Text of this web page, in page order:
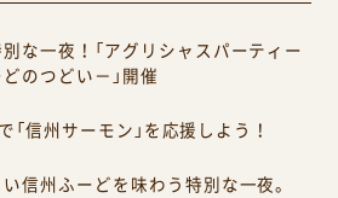
な一夜！「アグリシャスパーティー
のつどい－」開催
「信州サーモン」を応援しよう！
信州ふーどを味わう特別な一夜。